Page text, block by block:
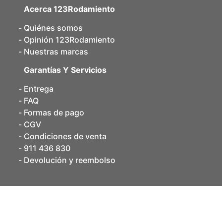
cojinete de plástico, cojinete de chapa,
SSR, GEEW, SQL, PHS, SI, TPN, TAC, GEZ,
GEEM, GAC, TAPR, GX,
correas: dentadas, hexagonales, poli-v,
trapezoidales, variador,
accesorios: bolas de rodamientos,
seguiridad exterior
anillos de bronce, circlips interiores, arandelas
de empuje, anillos lisos, E-clips, anillos de
bronce embridados, anillos interiores,
arandelas de seguridad, tuercas, colas y
WD40, anillos lisos embridados PAF, grasas,
Acerca 123Rodamiento
Quiénes somos
Opinión 123Rodamiento
Nuestras marcas
Garantías Y Servicios
Entrega
FAQ
Formas de pago
CGV
Condiciones de venta
911 436 830
Devolución y reembolso